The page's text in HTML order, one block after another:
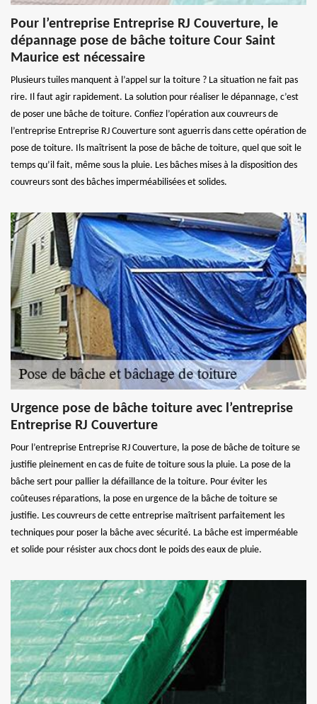
Pour l’entreprise Entreprise RJ Couverture, le
dépannage pose de bâche toiture Cour Saint
Maurice est nécessaire
Plusieurs tuiles manquent à l’appel sur la toiture ? La situation ne fait pas
rire. Il faut agir rapidement. La solution pour réaliser le dépannage, c’est
de poser une bâche de toiture. Confiez l’opération aux couvreurs de
l’entreprise Entreprise RJ Couverture sont aguerris dans cette opération de
pose de toiture. Ils maîtrisent la pose de bâche de toiture, quel que soit le
temps qu’il fait, même sous la pluie. Les bâches mises à la disposition des
couvreurs sont des bâches imperméabilisées et solides.
Urgence pose de bâche toiture avec l’entreprise
Entreprise RJ Couverture
Pour l’entreprise Entreprise RJ Couverture, la pose de bâche de toiture se
justifie pleinement en cas de fuite de toiture sous la pluie. La pose de la
bâche sert pour pallier la défaillance de la toiture. Pour éviter les
coûteuses réparations, la pose en urgence de la bâche de toiture se
justifie. Les couvreurs de cette entreprise maîtrisent parfaitement les
techniques pour poser la bâche avec sécurité. La bâche est imperméable
et solide pour résister aux chocs dont le poids des eaux de pluie.